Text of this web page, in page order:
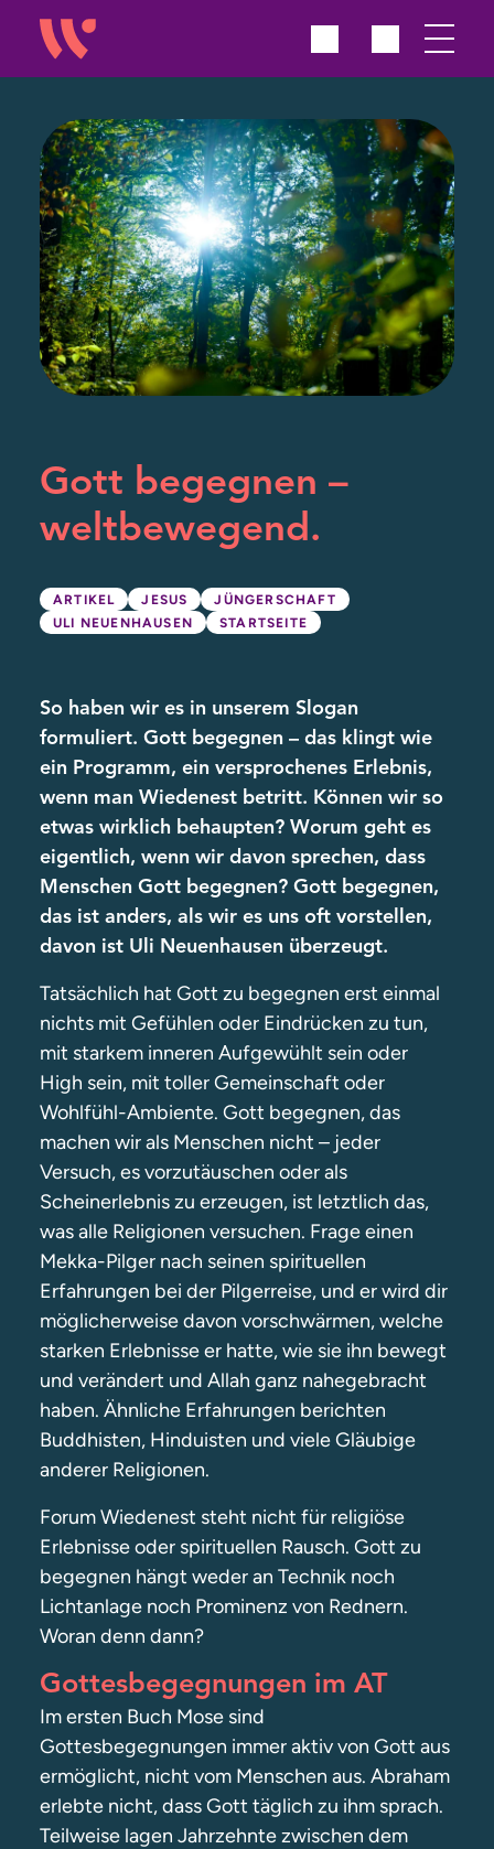
Gott begegnen –
weltbewegend.
ARTIKEL JESUS
JÜNGERSCHAFT
ULI NEUENHAUSEN
STARTSEITE
So haben wir es in unserem Slogan
formuliert. Gott begegnen – das klingt wie
ein Programm, ein versprochenes Erlebnis,
wenn man Wiedenest betritt. Können wir so
etwas wirklich behaupten? Worum geht es
eigentlich, wenn wir davon sprechen, dass
Menschen Gott begegnen? Gott begegnen,
das ist anders, als wir es uns oft vorstellen,
davon ist Uli Neuenhausen überzeugt.
Tatsächlich hat Gott zu begegnen erst einmal
nichts mit Gefühlen oder Eindrücken zu tun,
mit starkem inneren Aufgewühlt sein oder
High sein, mit toller Gemeinschaft oder
Wohlfühl-Ambiente. Gott begegnen, das
machen wir als Menschen nicht – jeder
Versuch, es vorzutäuschen oder als
Scheinerlebnis zu erzeugen, ist letztlich das,
was alle Religionen versuchen. Frage einen
Mekka-Pilger nach seinen spirituellen
Erfahrungen bei der Pilgerreise, und er wird dir
möglicherweise davon vorschwärmen, welche
starken Erlebnisse er hatte, wie sie ihn bewegt
und verändert und Allah ganz nahegebracht
haben. Ähnliche Erfahrungen berichten
Buddhisten, Hinduisten und viele Gläubige
anderer Religionen.
Forum Wiedenest steht nicht für religiöse
Erlebnisse oder spirituellen Rausch. Gott zu
begegnen hängt weder an Technik noch
Lichtanlage noch Prominenz von Rednern.
Woran denn dann?
Gottesbegegnungen im AT
Im ersten Buch Mose sind
Gottesbegegnungen immer aktiv von Gott aus
ermöglicht, nicht vom Menschen aus. Abraham
erlebte nicht, dass Gott täglich zu ihm sprach.
Teilweise lagen Jahrzehnte zwischen dem